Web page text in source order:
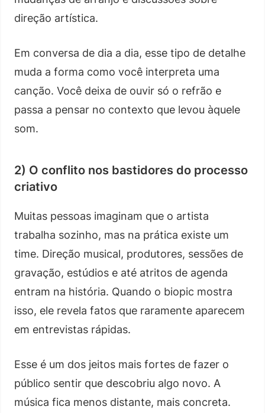
direção artística.
Em conversa de dia a dia, esse tipo de detalhe
muda a forma como você interpreta uma
canção. Você deixa de ouvir só o refrão e
passa a pensar no contexto que levou àquele
som.
2) O conflito nos bastidores do processo
criativo
Muitas pessoas imaginam que o artista
trabalha sozinho, mas na prática existe um
time. Direção musical, produtores, sessões de
gravação, estúdios e até atritos de agenda
entram na história. Quando o biopic mostra
isso, ele revela fatos que raramente aparecem
em entrevistas rápidas.
Esse é um dos jeitos mais fortes de fazer o
público sentir que descobriu algo novo. A
música fica menos distante, mais concreta.